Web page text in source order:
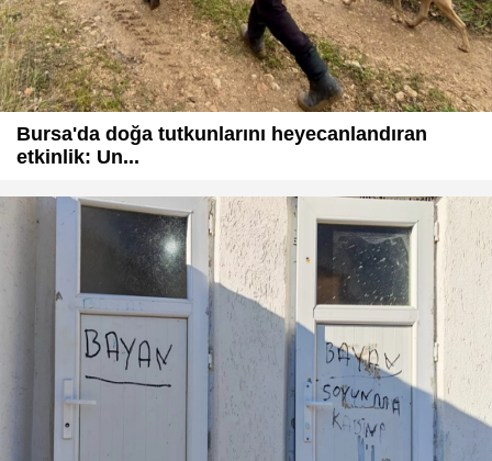
Bursa'da doğa tutkunlarını heyecanlandıran
etkinlik: Un...